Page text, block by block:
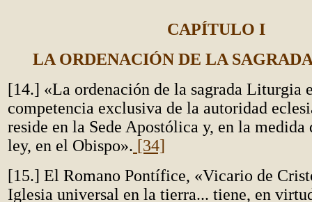
CAPÍTULO I
LA ORDENACIÓN DE LA
[14.] «La ordenación de la sagrada Liturgia
competencia exclusiva de la autoridad
reside en la Sede Apostólica y, en la medida
ley, en el Obispo». [34]
[15.] El Romano Pontífice, «Vicario de
Iglesia universal en la tierra... tiene, en